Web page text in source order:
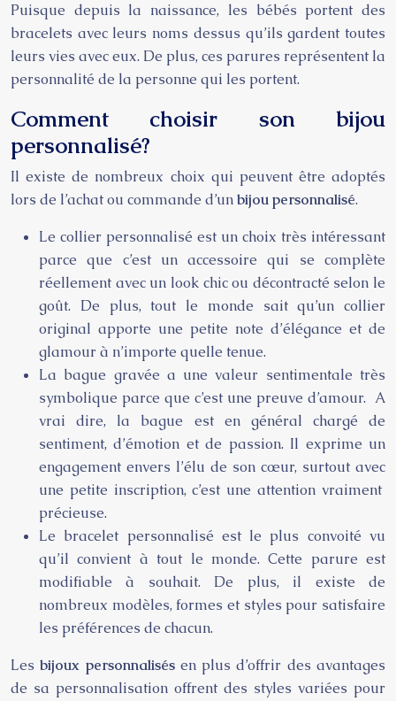
Puisque depuis la naissance, les bébés portent des
bracelets avec leurs noms dessus qu’ils gardent toutes
leurs vies avec eux. De plus, ces parures représentent la
personnalité de la personne qui les portent.
Comment choisir son bijou
personnalisé?
Il existe de nombreux choix qui peuvent être adoptés
lors de l’achat ou commande d’unbijou personnalisé.
Le collier personnalisé est un choix très intéressant
parce que c’est un accessoire qui se complète
réellement avec un look chic ou décontracté selon le
goût. De plus, tout le monde sait qu’un collier
original apporte une petite note d’élégance et de
glamour à n’importe quelle tenue.
La bague gravée a une valeur sentimentale très
symbolique parce que c’est une preuve d’amour. A
vrai dire, la bague est en général chargé de
sentiment, d’émotion et de passion. Il exprime un
engagement envers l’élu de son cœur, surtout avec
une petite inscription, c’est une attention vraiment
précieuse.
Le bracelet personnalisé est le plus convoité vu
qu’il convient à tout le monde. Cette parure est
modifiable à souhait. De plus, il existe de
nombreux modèles, formes et styles pour satisfaire
les préférences de chacun.
Lesbijoux personnalisésen plus d’offrir des avantages
de sa personnalisation offrent des styles variées pour